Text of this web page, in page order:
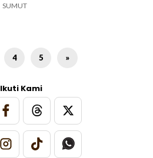
SUMUT
4 5 »
Ikuti Kami